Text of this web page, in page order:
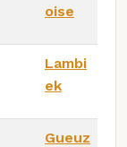
oise
Lambi
ek
Gueuz